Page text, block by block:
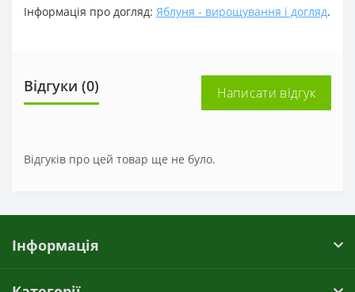
Інформація про догляд: Яблуня - вирощування і догляд.
Відгуки (0) Написати відгук
Відгуків про цей товар ще не було.
Інформація